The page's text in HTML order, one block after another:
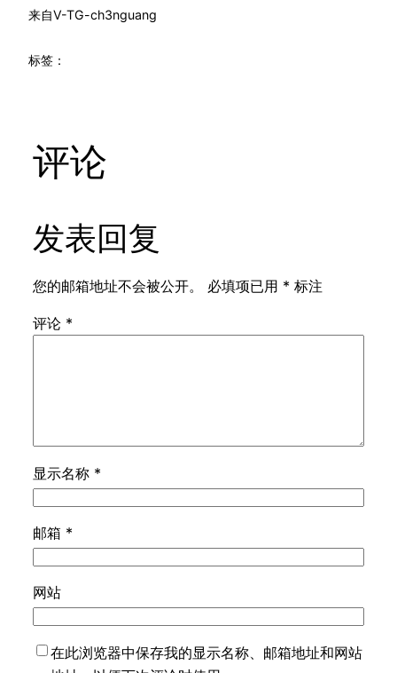
来自V-TG-ch3nguang
标签：
评论
发表回复
您的邮箱地址不会被公开。 必填项已用 * 标注
评论 *
显示名称 *
邮箱 *
网站
在此浏览器中保存我的显示名称、邮箱地址和网站